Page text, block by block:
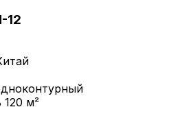
12
120 м²